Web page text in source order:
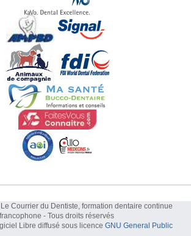
Courrier du Dentiste, formation dentaire continue
francophone - Tous droits réservés
Libre diffusé sous licence GNU General Public